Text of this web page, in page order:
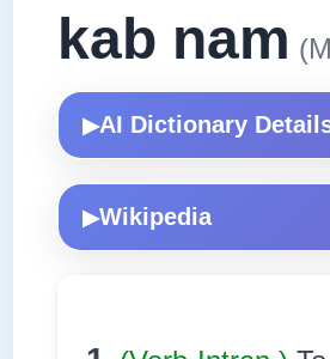
kab nam
▶AI Dictionary
▶Wikipedia